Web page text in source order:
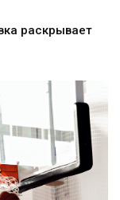
раскрывает